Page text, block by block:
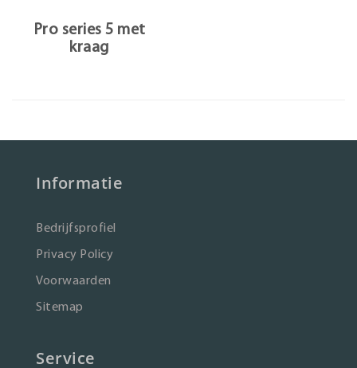
Pro series 5 met
kraag
Informatie
Bedrijfsprofiel
Privacy Policy
Voorwaarden
Sitemap
Service